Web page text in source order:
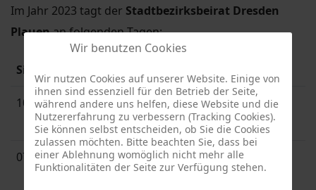
Im Jahr 2023 tagt der Stadtbezirksbeirat Dresden
Plauenan folgenden Tagen:
Sitzungstag
10.01.2023
Stadtbezirksamt Plauen, Ratssaal,
Nöthnitzer Straße 2
07.02.2023
Stadtbezirksamt Plauen, Ratssaal,
Wir benutzen Cookies
Wir nutzen Cookies auf unserer Website. Einige von
ihnen sind essenziell für den Betrieb der Seite,
während andere uns helfen, diese Website und die
Nutzererfahrung zu verbessern (Tracking Cookies).
Sie können selbst entscheiden, ob Sie die Cookies
zulassen möchten. Bitte beachten Sie, dass bei
einer Ablehnung womöglich nicht mehr alle
Funktionalitäten der Seite zur Verfügung stehen.